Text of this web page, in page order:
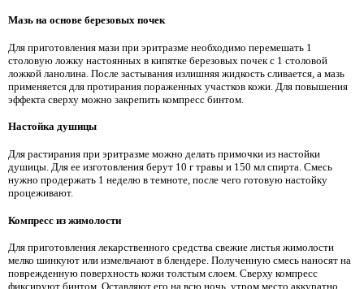
Мазь на основе березовых почек
Для приготовления мази при эритразме необходимо перемешать 1
столовую ложку настоянных в кипятке березовых почек с 1 столовой
ложкой ланолина. После застывания излишняя жидкость сливается, а мазь
применяется для протирания пораженных участков кожи. Для повышения
эффекта сверху можно закрепить компресс бинтом.
Настойка душицы
Для растирания при эритразме можно делать примочки из настойки
душицы. Для ее изготовления берут 10 г травы и 150 мл спирта. Смесь
нужно продержать 1 неделю в темноте, после чего готовую настойку
процеживают.
Компресс из жимолости
Для приготовления лекарственного средства свежие листья жимолости
мелко шинкуют или измельчают в блендере. Полученную смесь наносят на
поврежденную поверхность кожи толстым слоем. Сверху компресс
фиксируют бинтом. Оставляют его на всю ночь, утром место аккуратно